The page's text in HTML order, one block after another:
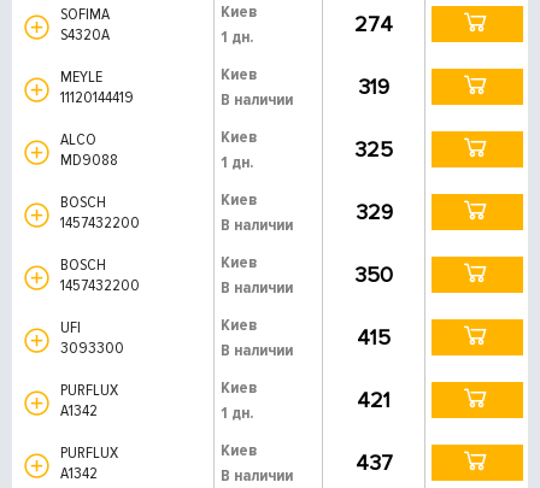
SOFIMA
S4320A
Киев
1 дн.
274
MEYLE
11120144419
Киев
В наличии
319
ALCO
MD9088
Киев
1 дн.
325
BOSCH
1457432200
Киев
В наличии
329
BOSCH
1457432200
Киев
В наличии
350
UFI
3093300
Киев
В наличии
415
PURFLUX
A1342
Киев
1 дн.
421
PURFLUX
A1342
Киев
В наличии
437